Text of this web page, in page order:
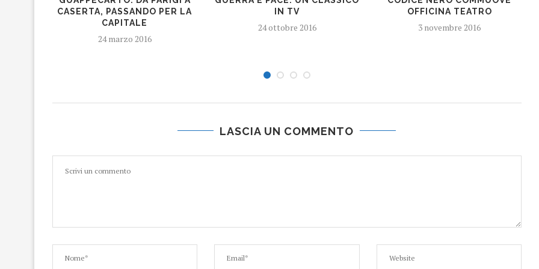
CASERTA, PASSANDO PER LA
CAPITALE
24 marzo 2016
IN TV
24 ottobre 2016
OFFICINA TEATRO
3 novembre 2016
LASCIA UN COMMENTO